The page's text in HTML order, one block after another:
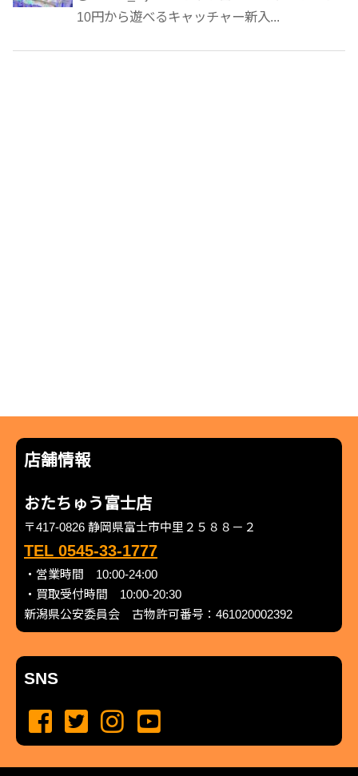
10円から遊べるキャッチャー新入...
店舗情報
おたちゅう富士店
〒417-0826 静岡県富士市中里２５８８－２
TEL 0545-33-1777
・営業時間 10:00-24:00
・買取受付時間 10:00-20:30
新潟県公安委員会 古物許可番号：461020002392
SNS